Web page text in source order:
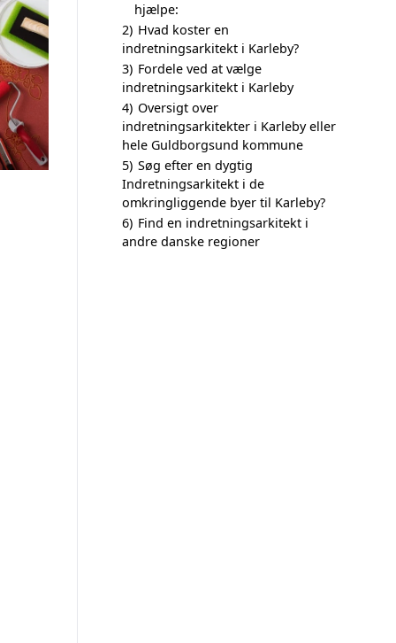
hjælpe:
2) Hvad koster en
indretningsarkitekt i Karleby?
3) Fordele ved at vælge
indretningsarkitekt i Karleby
4) Oversigt over
indretningsarkitekter i Karleby eller
hele Guldborgsund kommune
5) Søg efter en dygtig
Indretningsarkitekt i de
omkringliggende byer til Karleby?
6) Find en indretningsarkitekt i
andre danske regioner